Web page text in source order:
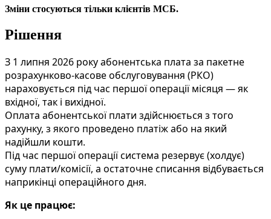
Зміни стосуються тільки клієнтів МСБ.
Рішення
З 1 липня 2026 рокуабонентська плата за пакетне
розрахунково-касовеобслуговування (РКО)
нараховується під час першоїоперації місяця —як
вхідної, так і вихідної.
Оплата абонентської плати здійснюється з того
рахунку, з якого проведено платіжабо на який
надійшли кошти.
Під час першоїопераціїсистема резервує(холдує)
суму плати/комісії, а остаточнесписання відбувається
наприкінці операційного дня.
Як це працює: